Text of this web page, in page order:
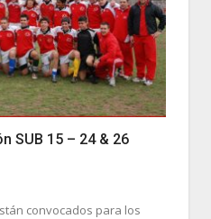
SUB 15 – 24 & 26
convocados para los